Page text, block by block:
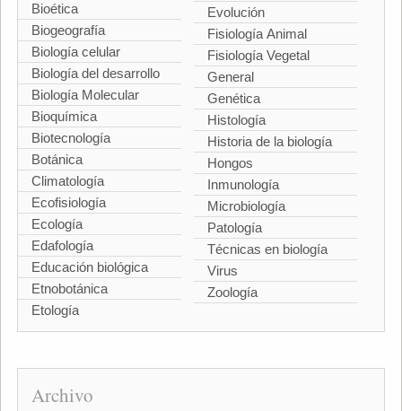
Bioética
Biogeografía
Biología celular
Biología del desarrollo
Biología Molecular
Bioquímica
Biotecnología
Botánica
Climatología
Ecofisiología
Ecología
Edafología
Educación biológica
Etnobotánica
Etología
Evolución
Fisiología Animal
Fisiología Vegetal
General
Genética
Histología
Historia de la biología
Hongos
Inmunología
Microbiología
Patología
Técnicas en biología
Virus
Zoología
Archivo